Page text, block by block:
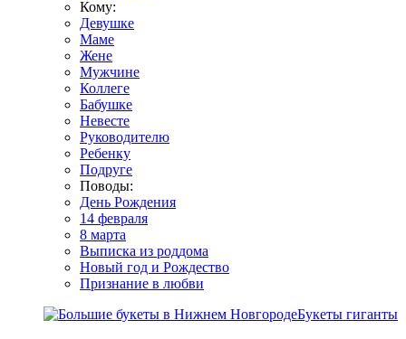
Кому:
Девушке
Маме
Жене
Мужчине
Коллеге
Бабушке
Невесте
Руководителю
Ребенку
Подруге
Поводы:
День Рождения
14 февраля
8 марта
Выписка из роддома
Новый год и Рождество
Признание в любви
Букеты гиганты